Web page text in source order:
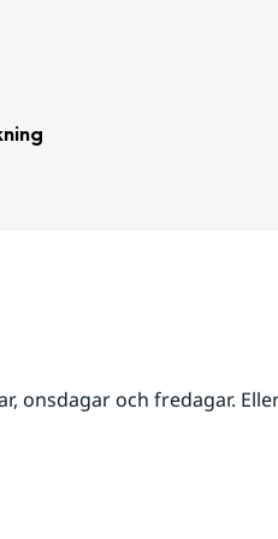
onsdagar och fredagar.